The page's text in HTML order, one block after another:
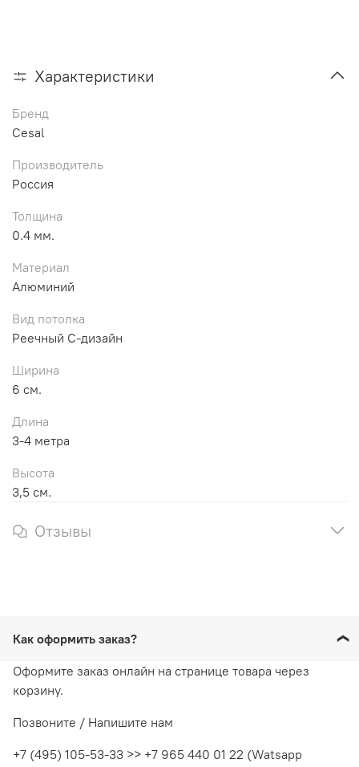
Характеристики
Бренд
Cesal
Производитель
Россия
Толщина
0.4 мм.
Материал
Алюминий
Вид потолка
Реечный С-дизайн
Ширина
6 см.
Длина
3-4 метра
Высота
3,5 см.
Отзывы
Как оформить заказ?
Оформите заказ онлайн на странице товара через
корзину.
Позвоните / Напишите нам
+7 (495) 105-53-33 >> +7 965 440 01 22 (Watsapp